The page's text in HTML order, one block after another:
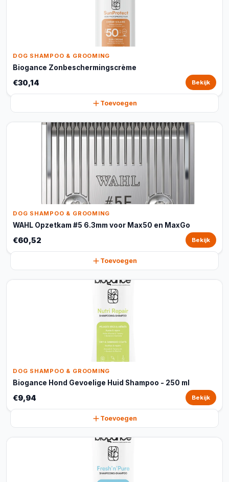
DOG SHAMPOO & GROOMING
Biogance Zonbeschermingscrème
€30,14 Bekijk
Toevoegen
DOG SHAMPOO & GROOMING
WAHL Opzetkam #5 6.3mm voor Max50 en MaxGo
€60,52 Bekijk
Toevoegen
DOG SHAMPOO & GROOMING
Biogance Hond Gevoelige Huid Shampoo - 250 ml
€9,94 Bekijk
Toevoegen